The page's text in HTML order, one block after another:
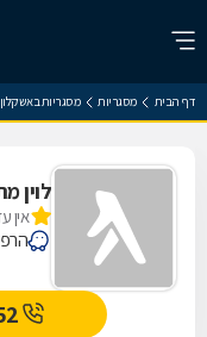
דף הבית מסגריות מסגריות באשקלון
לוין
אין
הרפד 2,